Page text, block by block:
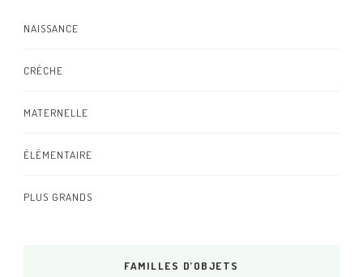
NAISSANCE
CRÈCHE
MATERNELLE
ÉLÉMENTAIRE
PLUS GRANDS
FAMILLES D’OBJETS